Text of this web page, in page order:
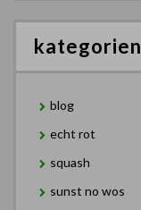
kategorien
blog
echt rot
squash
sunst no wos